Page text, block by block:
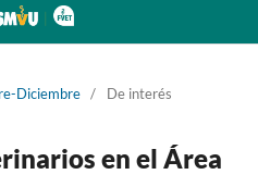
Diciembre / De interés
en el Área